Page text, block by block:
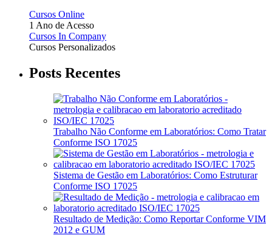
Cursos Online
1 Ano de Acesso
Cursos In Company
Cursos Personalizados
Posts Recentes
Trabalho Não Conforme em Laboratórios: Como Tratar
Conforme ISO 17025
Sistema de Gestão em Laboratórios: Como Estruturar
Conforme ISO 17025
Resultado de Medição: Como Reportar Conforme VIM
2012 e GUM